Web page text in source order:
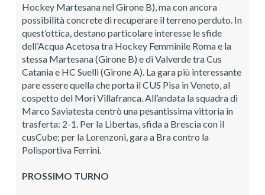
Hockey Martesana nel Girone B), ma con ancora
possibilità concrete di recuperare il terreno perduto. In
quest’ottica, destano particolare interesse le sfide
dell’Acqua Acetosa tra Hockey Femminile Roma e la
stessa Martesana (Girone B) e di Valverde tra Cus
Catania e HC Suelli (Girone A). La gara più interessante
pare essere quella che porta il CUS Pisa in Veneto, al
cospetto del Mori Villafranca. All’andata la squadra di
Marco Saviatesta centrò una pesantissima vittoria in
trasferta: 2-1. Per la Libertas, sfida a Brescia con il
cusCube; per la Lorenzoni, gara a Bra contro la
Polisportiva Ferrini.
PROSSIMO TURNO